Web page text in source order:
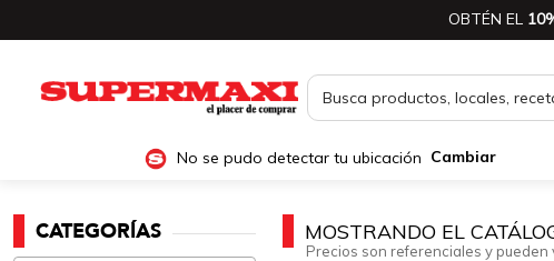
OBTÉN EL
No se pudo detectar tu ubicación Cambiar
CATEGORÍAS MOSTRANDO EL
Precios son referenciales y pueden